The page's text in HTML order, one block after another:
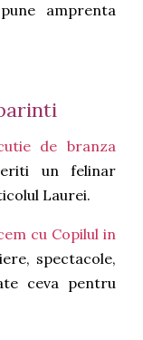
amprenta
de branza
un felinar
Laurei.
cu Copilul in
spectacole,
ceva pentru